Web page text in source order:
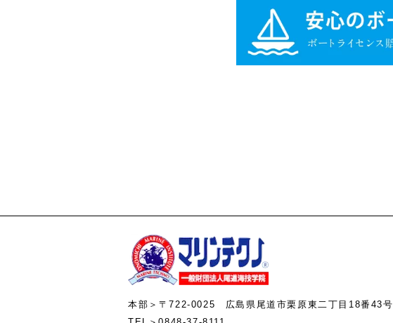
本部＞〒722-0025 広島県尾道市栗原東二丁目18番43号